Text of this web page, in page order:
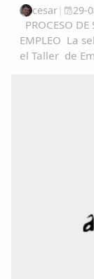
cesar| 29-
PROCESO
EMPLEO La
el Taller de